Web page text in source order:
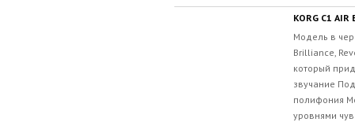
KORG C1 AIR
Модель в
Brilliance,
который
звучание
полифония
уровнями